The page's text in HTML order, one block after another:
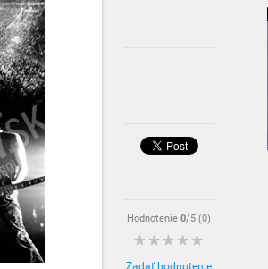
Hodnotenie 0/5 (0)
Zadať hodnotenie